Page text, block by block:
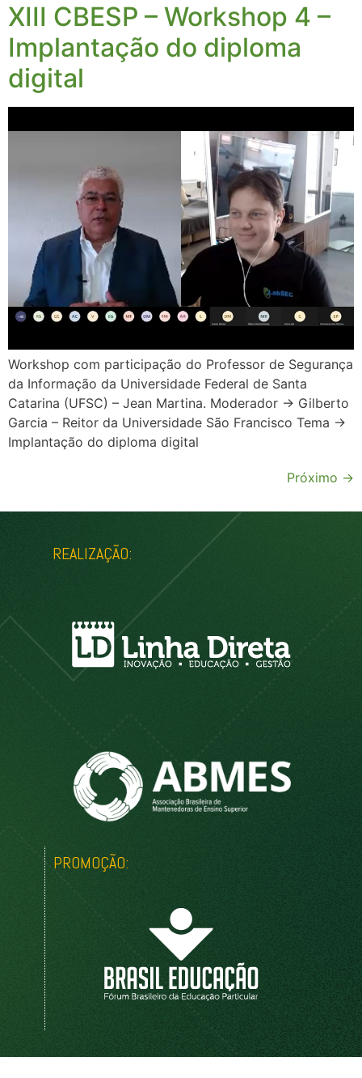
XIII CBESP – Workshop 4 –
Implantação do diploma
digital
Workshop com participação do Professor de Segurança
da Informação da Universidade Federal de Santa
Catarina (UFSC) – Jean Martina. Moderador → Gilberto
Garcia – Reitor da Universidade São Francisco Tema →
Implantação do diploma digital
Próximo →
REALIZAÇÃO:
PROMOÇÃO: